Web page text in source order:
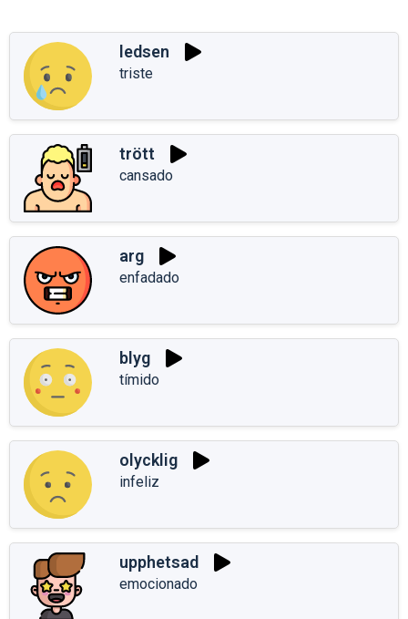
ledsen
triste
trött
cansado
arg
enfadado
blyg
tímido
olycklig
infeliz
upphetsad
emocionado